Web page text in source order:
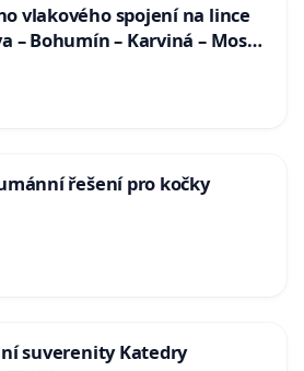
vlakového spojení na lince
– Bohumín – Karviná – Mosty
řešení pro kočky
suverenity Katedry